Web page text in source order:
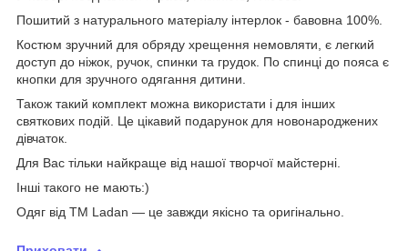
Пошитий з натурального матеріалу інтерлок - бавовна 100%.
Костюм зручний для обряду хрещення немовляти, є легкий
доступ до ніжок, ручок, спинки та грудок. По спинці до пояса є
кнопки для зручного одягання дитини.
Також такий комплект можна використати і для інших
святкових подій. Це цікавий подарунок для новонароджених
дівчаток.
Для Вас тільки найкраще від нашої творчої майстерні.
Інші такого не мають:)
Одяг від ТМ Ladan — це завжди якісно та оригінально.